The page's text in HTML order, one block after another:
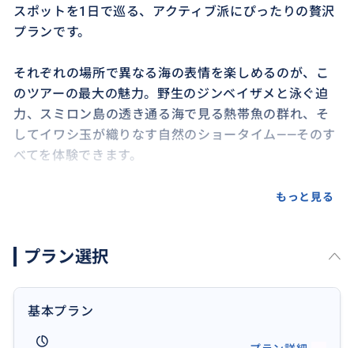
スポットを1日で巡る、アクティブ派にぴったりの贅沢
プランです。
それぞれの場所で異なる海の表情を楽しめるのが、こ
のツアーの最大の魅力。野生のジンベイザメと泳ぐ迫
力、スミロン島の透き通る海で見る熱帯魚の群れ、そ
してイワシ玉が織りなす自然のショータイム――そのす
べてを体験できます。
時間を有効に使って、セブ島南部の海を一気に堪能し
もっと見る
プラン選択
基本プラン